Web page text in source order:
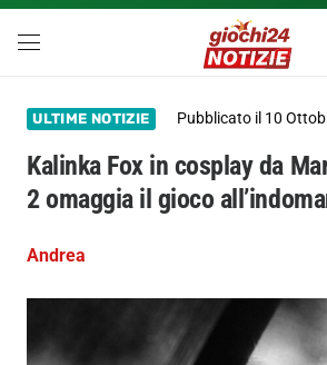
ULTIME NOTIZIE Pubblicato il 10
Kalinka Fox in cosplay da
2 omaggia il gioco
Andrea